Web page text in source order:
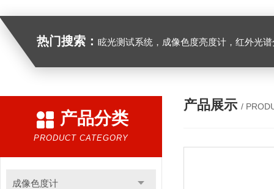
热门搜索： 眩光测试系统，成像色度亮度计，红外光谱分析仪，紫外光谱分析仪、医用光源光谱分析仪，光谱照度
产品分类
PRODUCT CATEGORY
成像色度计
产品展示 /